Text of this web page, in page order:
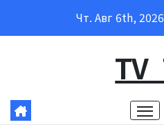
Чт. Авг 6th, 2026